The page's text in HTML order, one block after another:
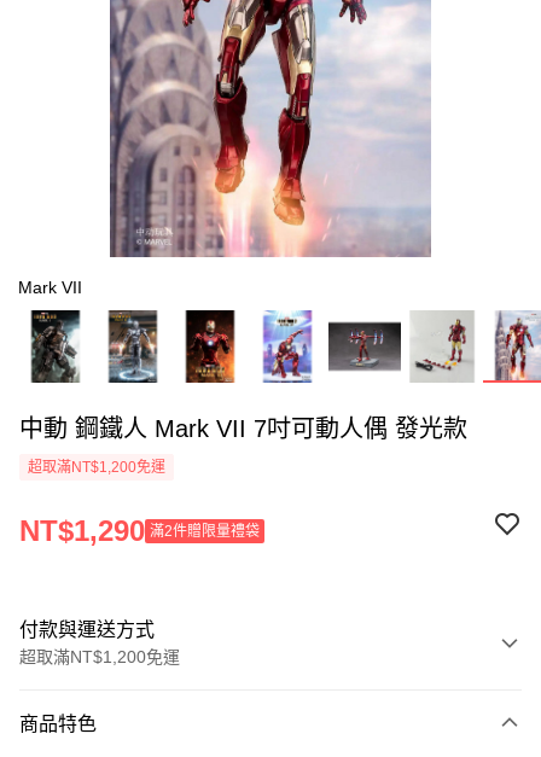
Mark VII
中動 鋼鐵人 Mark VII 7吋可動人偶 發光款
超取滿NT$1,200免運
NT$1,290 滿2件贈限量禮袋
付款與運送方式
超取滿NT$1,200免運
信用卡一次付款
商品特色